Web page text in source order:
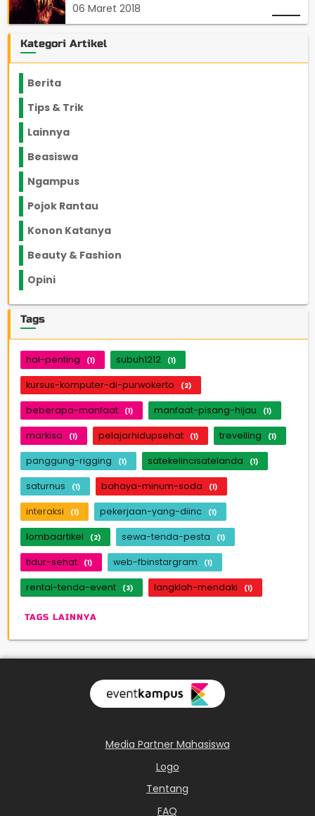
06 Maret 2018
Kategori Artikel
Berita
Tips & Trik
Lainnya
Beasiswa
Ngampus
Pojok Rantau
Konon Katanya
Beauty & Fashion
Opini
Tags
hal-penting (1) subuh1212 (1)
kursus-komputer-di-purwokerto (2)
beberapa-manfaat (1) manfaat-pisang-hijau (1)
markisa (1) pelajarhidupsehat (1) trevelling (1)
panggung-rigging (1) satekelincisatelanda (1)
saturnus (1) bahaya-minum-soda (1)
interaksi (1) pekerjaan-yang-diinc (1)
lombaartikel (2) sewa-tenda-pesta (1)
tidur-sehat (1) web-fbinstargram (1)
rental-tenda-event (3) langklah-mendaki (1)
TAGS LAINNYA
Media Partner Mahasiswa
Logo
Tentang
FAQ